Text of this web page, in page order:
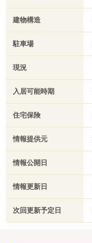
建物構造
駐車場
現況
入居可能時期
住宅保険
情報提供元
情報公開日
情報更新日
次回更新予定日